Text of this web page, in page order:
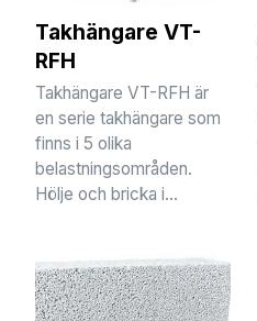
Takhängare VT-
RFH
Takhängare VT-RFH är
en serie takhängare som
finns i 5 olika
belastningsområden.
Hölje och bricka i...